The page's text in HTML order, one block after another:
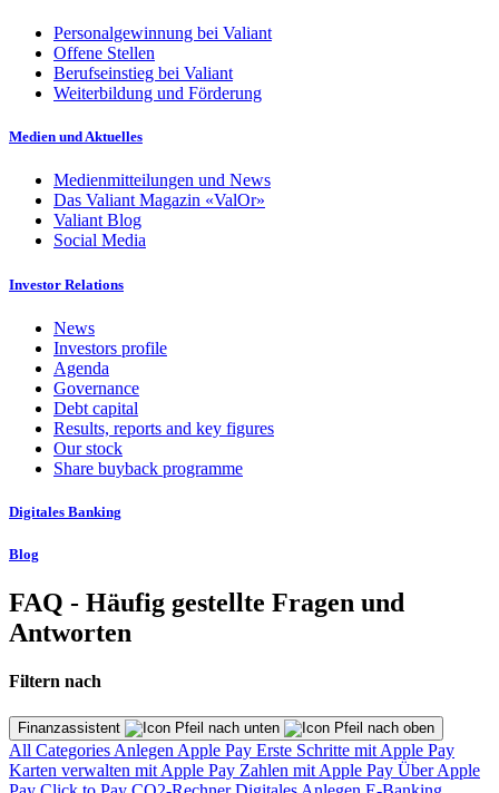
Personalgewinnung bei Valiant
Offene Stellen
Berufseinstieg bei Valiant
Weiterbildung und Förderung
Medien und Aktuelles
Medienmitteilungen und News
Das Valiant Magazin «ValOr»
Valiant Blog
Social Media
Investor Relations
News
Investors profile
Agenda
Governance
Debt capital
Results, reports and key figures
Our stock
Share buyback programme
Digitales Banking
Blog
FAQ - Häufig gestellte Fragen und
Antworten
Filtern nach
Finanzassistent
All Categories Anlegen Apple Pay Erste Schritte mit Apple Pay
Karten verwalten mit Apple Pay Zahlen mit Apple Pay Über Apple